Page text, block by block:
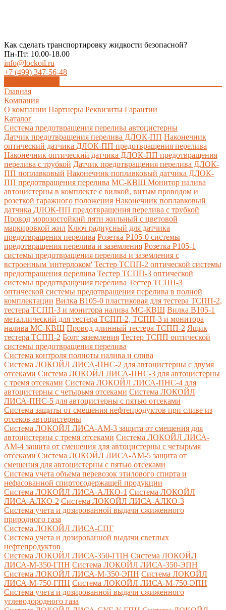
Как сделать транспортировку жидкости безопасной?
Пн-Пт: 10.00-18.00
info@lockoil.ru
+7 (499) 347-56-48
Главная
Компания
О компании Партнеры Реквизиты Гарантии
Каталог
Система предотвращения перелива автоцистерны
Датчик предотвращения перелива ДЛОК-ПП Наконечник
оптический датчика ДЛОК-ПП предотвращения перелива
Наконечник оптический датчика ДЛОК-ПП предотвращения
перелива с трубкой Датчик предотвращения перелива ДЛОК-
ПП поплавковый Наконечник поплавковый датчика ДЛОК-
ПП предотвращения перелива МС-КВШ Монитор налива
автоцистерны в комплекте с вилкой, витым проводом и
розеткой гаражного положения Наконечник поплавковый
датчика ДЛОК-ПП предотвращения перелива с трубкой
Провод морозостойкий пяти жильный с цветовой
маркировкой жил Ключ радиусный для датчика
предотвращения перелива Розетка Р105-0 системы
предотвращения перелива и заземления Розетка Р105-1
системы предотвращения перелива и заземления с
встроенным 'интерлоком' Тестер ТСПП-2 оптической системы
предотвращения перелива Тестер ТСПП-3 оптической
системы предотвращения перелива Тестер ТСПП-3
оптической системы предотвращения перелива в полной
комплектации Вилка В105-0 пластиковая для тестера ТСПП-2,
тестера ТСПП-3 и монитора налива МС-КВШ Вилка В105-1
металлический для тестера ТСПП-2, ТСПП-3 и монитора
налива МС-КВШ Провод длинный тестера ТСПП-2 Ящик
тестера ТСПП-2 Болт заземления Тестер ТСПП оптической
системы предотвращения перелива
Cистема контроля полноты налива и слива
Система ЛОКОЙЛ ЛИСА-ПНС-2 для автоцистерны с двумя
отсеками Система ЛОКОЙЛ ЛИСА-ПНС-3 для автоцистерны
с тремя отсеками Система ЛОКОЙЛ ЛИСА-ПНС-4 для
автоцистерны с четырьмя отсеками Система ЛОКОЙЛ
ЛИСА-ПНС-5 для автоцистерны с пятью отсеками
Система защиты от смешения нефтепродуктов при сливе из
отсеков автоцистерны
Система ЛОКОЙЛ ЛИСА-AM-3 защита от смешения для
автоцистерны с тремя отсеками Система ЛОКОЙЛ ЛИСА-
AM-4 защита от смешения для автоцистерны с четырьмя
отсеками Система ЛОКОЙЛ ЛИСА-AM-5 защита от
смешения для автоцистерны с пятью отсеками
Система учета объема перевозок этилового спирта и
нефасованной спиртосодержащей продукции
Система ЛОКОЙЛ ЛИСА-AЛКО-1 Система ЛОКОЙЛ
ЛИСА-АЛКО-2 Система ЛОКОЙЛ ЛИСА-АЛКО-3
Система учета и дозированной выдачи сжиженного
природного газа
Система ЛОКОЙЛ ЛИСА-СПГ
Система учета и дозированной выдачи светлых
нефтепродуктов
Система ЛОКОЙЛ ЛИСА-350-ГПН Система ЛОКОЙЛ
ЛИСА-М-350-ГПН Система ЛОКОЙЛ ЛИСА-350-ЭПН
Система ЛОКОЙЛ ЛИСА-М-350-ЭПН Система ЛОКОЙЛ
ЛИСА-М-750-ГПН Система ЛОКОЙЛ ЛИСА-М-750-ЭПН
Система учета и дозированной выдачи сжиженного
углеводородного газа